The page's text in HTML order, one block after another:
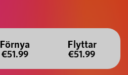
Förnya
€51.99
Flyttar
€51.99